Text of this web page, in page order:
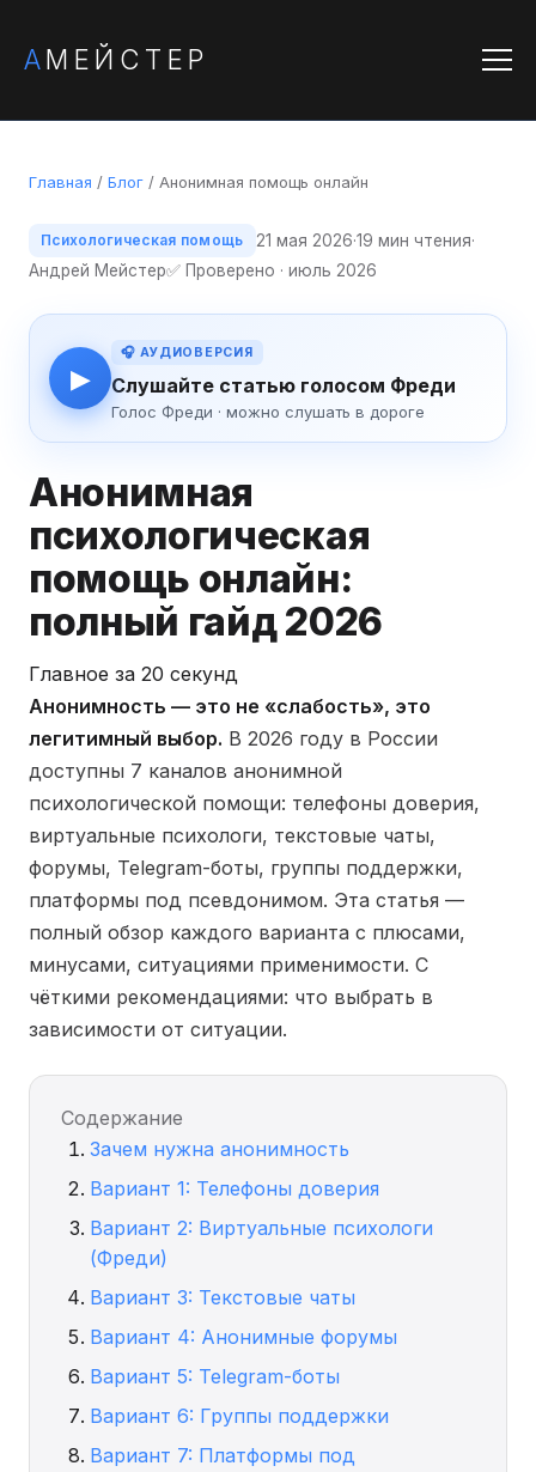
АМЕЙСТЕР
Главная / Блог / Анонимная помощь онлайн
Психологическая помощь 21 мая 2026·19 мин чтения·
Андрей Мейстер✅ Проверено · июль 2026
▶
🎧 АУДИОВЕРСИЯ
Слушайте статью голосом Фреди
Голос Фреди · можно слушать в дороге
Анонимная
психологическая
помощь онлайн:
полный гайд 2026
Главное за 20 секунд
Анонимность — это не «слабость», это
легитимный выбор. В 2026 году в России
доступны 7 каналов анонимной
психологической помощи: телефоны доверия,
виртуальные психологи, текстовые чаты,
форумы, Telegram-боты, группы поддержки,
платформы под псевдонимом. Эта статья —
полный обзор каждого варианта с плюсами,
минусами, ситуациями применимости. С
чёткими рекомендациями: что выбрать в
зависимости от ситуации.
Содержание
Зачем нужна анонимность
Вариант 1: Телефоны доверия
Вариант 2: Виртуальные психологи
(Фреди)
Вариант 3: Текстовые чаты
Вариант 4: Анонимные форумы
Вариант 5: Telegram-боты
Вариант 6: Группы поддержки
Вариант 7: Платформы под